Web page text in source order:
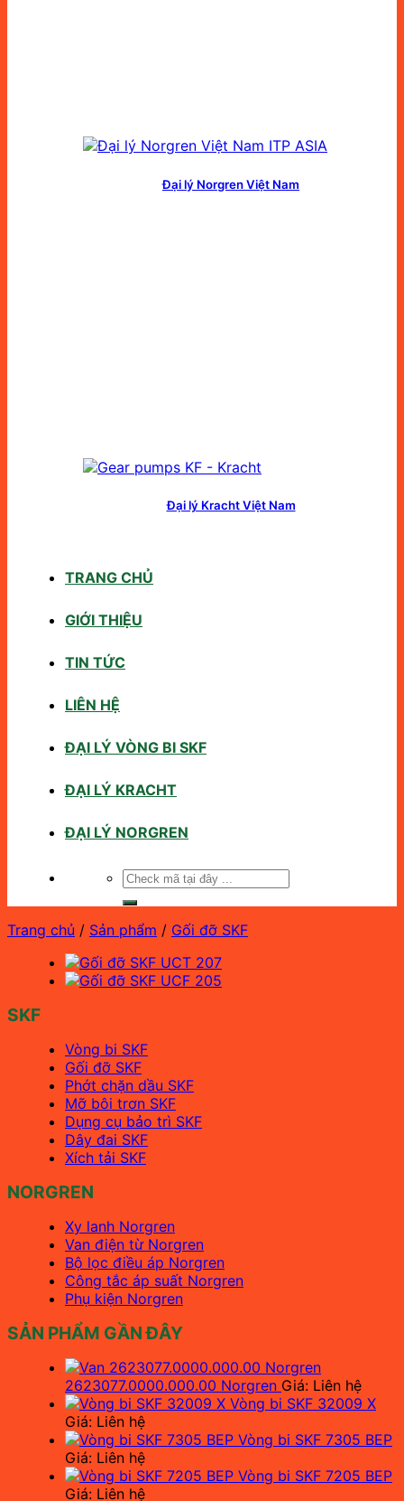
Đại lý Norgren Việt Nam
Đại lý Kracht Việt Nam
TRANG CHỦ
GIỚI THIỆU
TIN TỨC
LIÊN HỆ
ĐẠI LÝ VÒNG BI SKF
ĐẠI LÝ KRACHT
ĐẠI LÝ NORGREN
Tìm
Trang chủ / Sản phẩm / Gối đỡ SKF
SKF
Vòng bi SKF
Gối đỡ SKF
Phớt chặn dầu SKF
Mỡ bôi trơn SKF
Dụng cụ bảo trì SKF
Dây đai SKF
Xích tải SKF
NORGREN
Xy lanh Norgren
Van điện từ Norgren
Bộ lọc điều áp Norgren
Công tắc áp suất Norgren
Phụ kiện Norgren
SẢN PHẨM GẦN ĐÂY
2623077.0000.000.00 Norgren Giá: Liên hệ
Vòng bi SKF 32009 X
Giá: Liên hệ
Vòng bi SKF 7305 BEP
Giá: Liên hệ
Vòng bi SKF 7205 BEP
Giá: Liên hệ